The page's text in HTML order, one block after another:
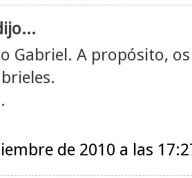
Gabriel. A propósito,
de 2010 a las